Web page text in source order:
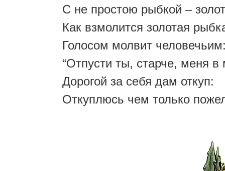
С не простою рыбкой –
Как взмолится золотая
Голосом молвит
“Отпусти ты, старче, меня в
Дорогой за себя дам откуп:
Откуплюсь чем только